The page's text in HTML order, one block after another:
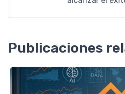
Publicaciones